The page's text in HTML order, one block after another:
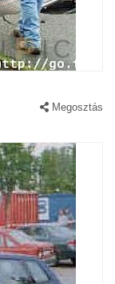
Megosztás